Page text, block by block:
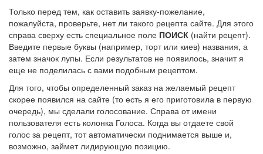
Только перед тем, как оставить заявку-пожелание,
пожалуйста, проверьте, нет ли такого рецепта сайте. Для этого
справа сверху есть специальное поле ПОИСК (найти рецепт).
Введите первые буквы (например, торт или киев) названия, а
затем значок лупы. Если результатов не появилось, значит я
еще не поделилась с вами подобным рецептом.
Для того, чтобы определенный заказ на желаемый рецепт
скорее появился на сайте (то есть я его приготовила в первую
очередь), мы сделали голосование. Справа от имени
пользователя есть колонка Голоса. Когда вы отдаете свой
голос за рецепт, тот автоматически поднимается выше и,
возможно, займет лидирующую позицию.